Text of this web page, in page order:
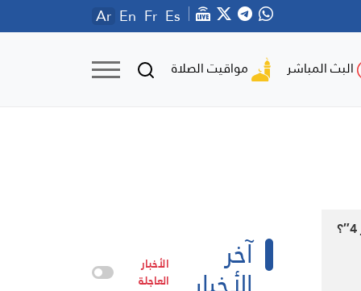
Ar En Fr Es
البث المباشر مواقيت الصلاة
آخر
الأخبار
العاجلة